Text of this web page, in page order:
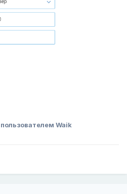
пользователем Waik